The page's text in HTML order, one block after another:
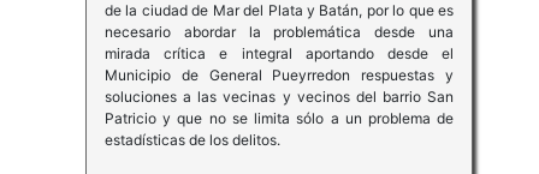
de la ciudad de Mar del Plata y Batán, por lo que es
necesario abordar la problemática desde una
mirada crítica e integral aportando desde el
Municipio de General Pueyrredon respuestas y
soluciones a las vecinas y vecinos del barrio San
Patricio y que no se limita sólo a un problema de
estadísticas de los delitos.